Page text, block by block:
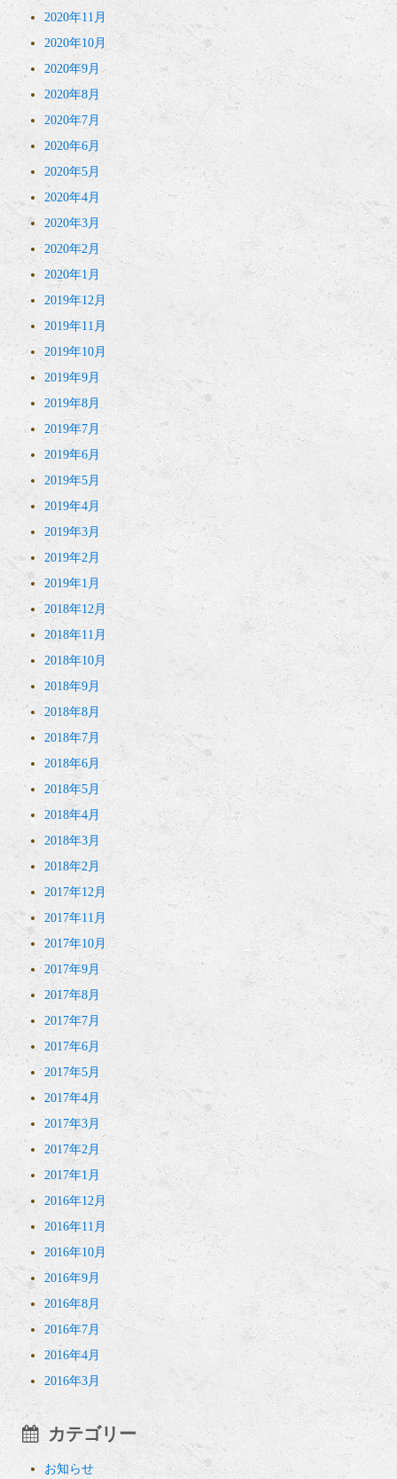
2020年11月
2020年10月
2020年9月
2020年8月
2020年7月
2020年6月
2020年5月
2020年4月
2020年3月
2020年2月
2020年1月
2019年12月
2019年11月
2019年10月
2019年9月
2019年8月
2019年7月
2019年6月
2019年5月
2019年4月
2019年3月
2019年2月
2019年1月
2018年12月
2018年11月
2018年10月
2018年9月
2018年8月
2018年7月
2018年6月
2018年5月
2018年4月
2018年3月
2018年2月
2017年12月
2017年11月
2017年10月
2017年9月
2017年8月
2017年7月
2017年6月
2017年5月
2017年4月
2017年3月
2017年2月
2017年1月
2016年12月
2016年11月
2016年10月
2016年9月
2016年8月
2016年7月
2016年4月
2016年3月
カテゴリー
お知らせ